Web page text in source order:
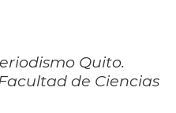
Quito.
de Ciencias